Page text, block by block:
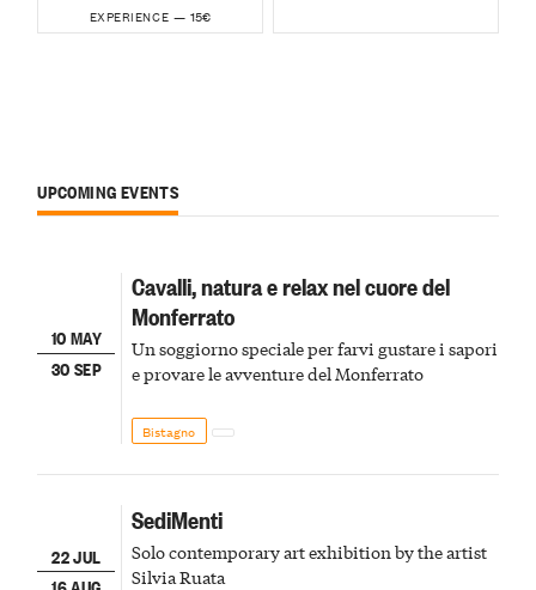
EXPERIENCE — 15€
UPCOMING EVENTS
10 MAY
30 SEP
Cavalli, natura e relax nel cuore del
Monferrato
Un soggiorno speciale per farvi gustare i sapori
e provare le avventure del Monferrato
Bistagno
22 JUL
SediMenti
Solo contemporary art exhibition by the artist
Silvia Ruata